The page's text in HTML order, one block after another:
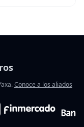
Conoce a los aliados